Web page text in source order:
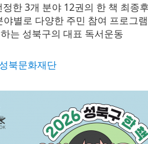
한 3개 분야 12권의 한 책 최종
별로 다양한 주민 참여 프로그
는 성북구의 대표 독서운동
성북문화재단